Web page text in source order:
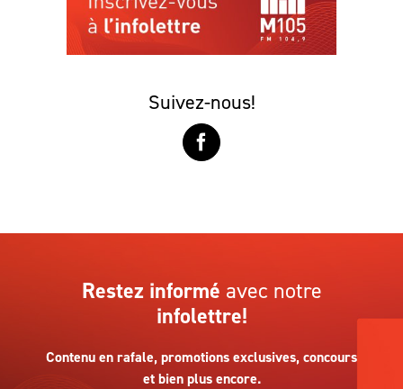
Suivez-nous!
Restez informé avec notre
infolettre!
Contenu en rafale, promotions exclusives, concours
et bien plus encore.